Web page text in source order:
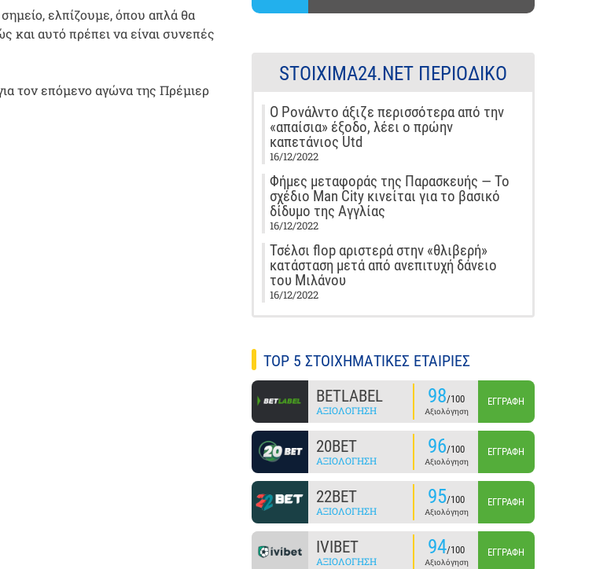
ελπίζουμε, όπου απλά θα
και αυτό πρέπει να είναι συνεπές
τον επόμενο αγώνα της Πρέμιερ
STOIXIMA24.NET ΠΕΡΙΟΔΙΚΌ
Ο Ρονάλντο άξιζε περισσότερα από την
«απαίσια» έξοδο, λέει ο πρώην
καπετάνιος Utd
16/12/2022
Φήμες μεταφοράς της Παρασκευής — Το
σχέδιο Man City κινείται για το βασικό
δίδυμο της Αγγλίας
16/12/2022
Τσέλσι flop αριστερά στην «θλιβερή»
κατάσταση μετά από ανεπιτυχή δάνειο
του Μιλάνου
16/12/2022
TOP 5 ΣΤΟΙΧΗΜΑΤΙΚΕΣ ΕΤΑΙΡΙΕΣ
BETLABEL
ΑΞΙΟΛΌΓΗΣΗ
98/100
Αξιολόγηση
ΕΓΓΡΑΦΉ
20BET
ΑΞΙΟΛΌΓΗΣΗ
96/100
Αξιολόγηση
ΕΓΓΡΑΦΉ
22BET
ΑΞΙΟΛΌΓΗΣΗ
95/100
Αξιολόγηση
ΕΓΓΡΑΦΉ
IVIBET
ΑΞΙΟΛΌΓΗΣΗ
94/100
Αξιολόγηση
ΕΓΓΡΑΦΉ